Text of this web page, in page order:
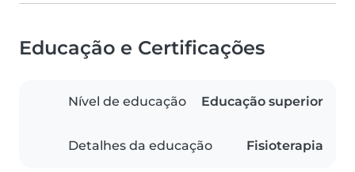
Educação e Certificações
Nível de educação Educação superior
Detalhes da educação Fisioterapia